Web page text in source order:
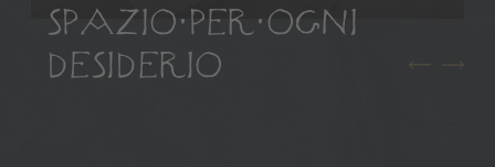
SPAZIO PER OGNI
DESIDERIO